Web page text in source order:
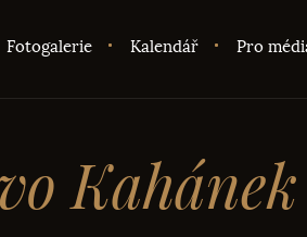
Fotogalerie Kalendář Pro
Kahánek